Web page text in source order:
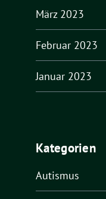
März 2023
Februar 2023
Januar 2023
Kategorien
Autismus